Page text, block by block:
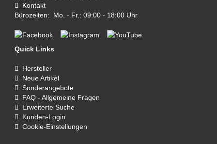
Kontakt
Bürozeiten: Mo. - Fr.: 09:00 - 18:00 Uhr
Quick Links
Hersteller
Neue Artikel
Sonderangebote
FAQ - Allgemeine Fragen
Erweiterte Suche
Kunden-Login
Cookie-Einstellungen